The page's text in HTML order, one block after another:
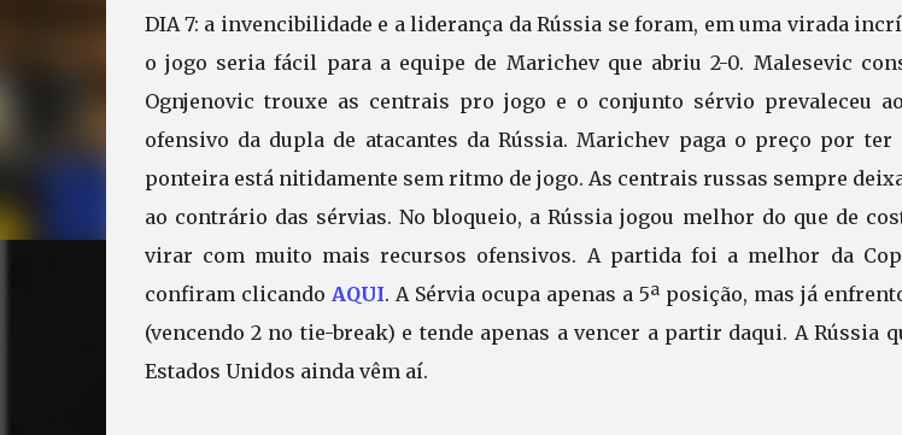
DIA 7: a invencibilidade e a liderança da Rússia se foram, em uma virada
o jogo seria fácil para a equipe de Marichev que abriu 2-0. Malesevic
Ognjenovic trouxe as centrais pro jogo e o conjunto sérvio prevaleceu
ofensivo da dupla de atacantes da Rússia. Marichev paga o preço por ter
ponteira está nitidamente sem ritmo de jogo. As centrais russas sempre
ao contrário das sérvias. No bloqueio, a Rússia jogou melhor do que de
virar com muito mais recursos ofensivos. A partida foi a melhor da
confiram clicando AQUI. A Sérvia ocupa apenas a 5ª posição, mas já
(vencendo 2 no tie-break) e tende apenas a vencer a partir daqui. A Rússia
Estados Unidos ainda vêm aí.